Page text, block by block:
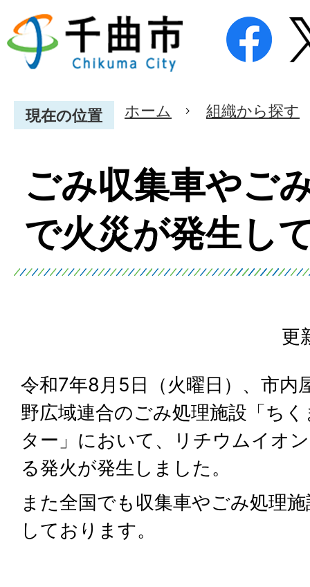
現在の位置 ホーム 組織から探す
ごみ収集車やご
で火災が発生し
更
令和7年8月5日（火曜日）、市内
野広域連合のごみ処理施設「ち
ター」において、リチウムイオ
る発火が発生しました。
また全国でも収集車やごみ処理
しております。